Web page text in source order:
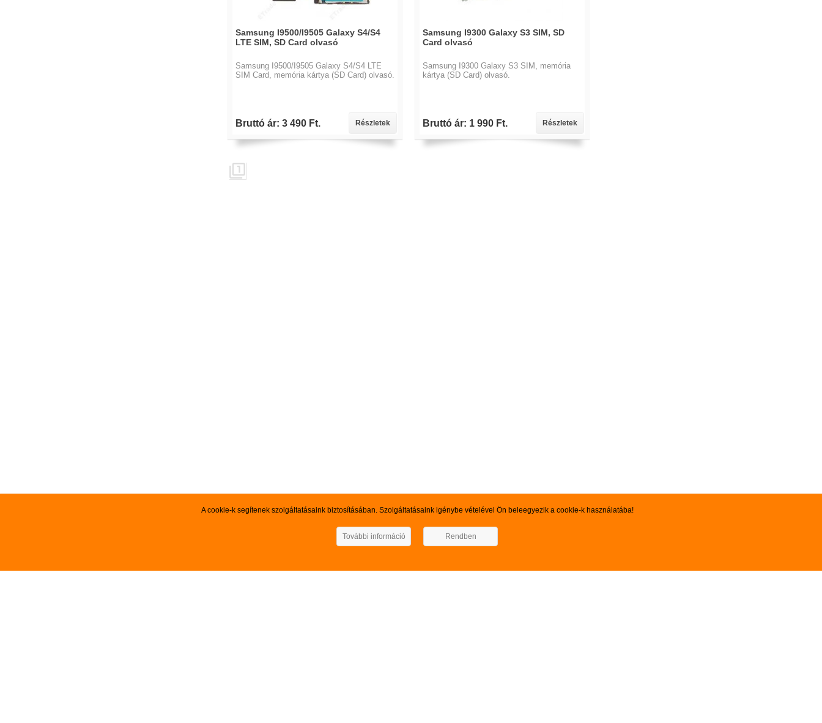
A cookie-k segítenek szolgáltatásaink biztosításában. Szolgáltatásaink igénybe vételével Ön beleegyezik a cookie-k használatába!
További információ Rendben
Samsung I9500/I9505 Galaxy S4/S4
LTE SIM, SD Card olvasó
Samsung I9500/I9505 Galaxy S4/S4 LTE
SIM Card, memória kártya (SD Card) olvasó.
Bruttó ár: 3 490 Ft. Részletek
Samsung I9300 Galaxy S3 SIM, SD
Card olvasó
Samsung I9300 Galaxy S3 SIM, memória
kártya (SD Card) olvasó.
Bruttó ár: 1 990 Ft. Részletek

SZARVAS GSM KERESKEDELMI KFT.
Kedves Böngésző!
keresett termék, szolgáltatás nem szerepel kínálatunkban, kérem vegye fel velünk a kapcsolatot telefonon, vagy e-mailben!